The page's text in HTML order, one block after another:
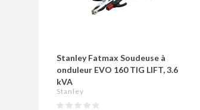
Stanley Fatmax Soudeuse à
onduleur EVO 160 TIG LIFT, 3.6
kVA
Stanley